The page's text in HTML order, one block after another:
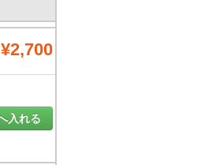
¥2,700